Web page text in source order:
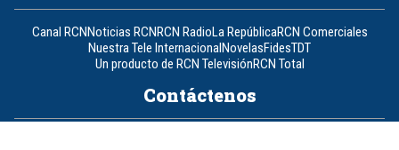
Canal RCNNoticias RCNRCN RadioLa RepúblicaRCN Comerciales
Nuestra Tele InternacionalNovelasFidesTDT
Un producto de RCN TelevisiónRCN Total
Contáctenos